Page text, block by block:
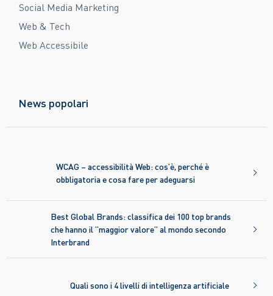
Social Media Marketing
Web & Tech
Web Accessibile
News popolari
WCAG – accessibilità Web: cos’è, perché è
obbligatoria e cosa fare per adeguarsi
Best Global Brands: classifica dei 100 top brands
che hanno il “maggior valore” al mondo secondo
Interbrand
Quali sono i 4 livelli di intelligenza artificiale